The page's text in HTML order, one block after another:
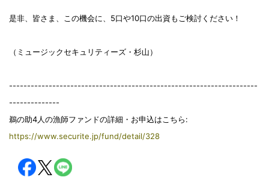
是非、皆さま、この機会に、5口や10口の出資もご検討ください！
（ミュージックセキュリティーズ・杉山）
---------------------------------------------------------------------
--------------
鵜の助4人の漁師ファンドの詳細・お申込はこちら:
https://www.securite.jp/fund/detail/328